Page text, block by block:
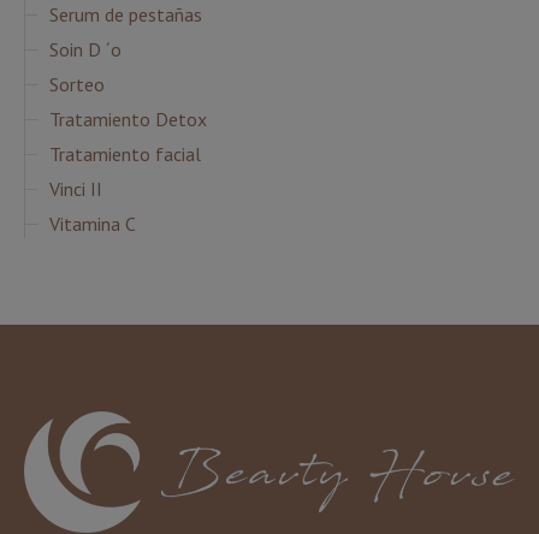
Serum de pestañas
Soin D ´o
Sorteo
Tratamiento Detox
Tratamiento facial
Vinci II
Vitamina C